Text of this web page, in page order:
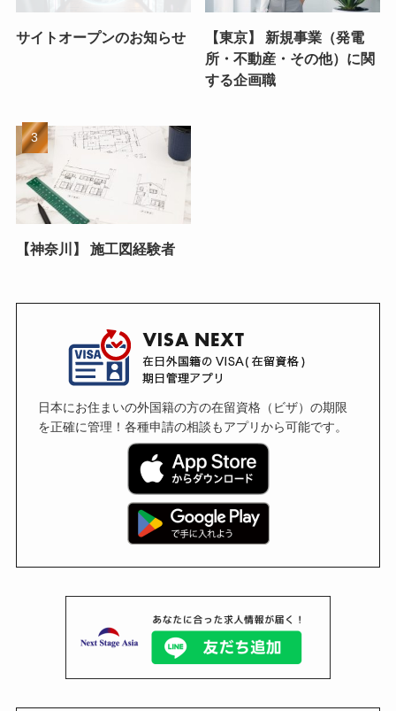
サイトオープンのお知らせ
【東京】 新規事業（発電
所・不動産・その他）に関
する企画職
【神奈川】 施工図経験者
日本にお住まいの外国籍の方の在留資格（ビザ）の期限
を正確に管理！各種申請の相談もアプリから可能です。